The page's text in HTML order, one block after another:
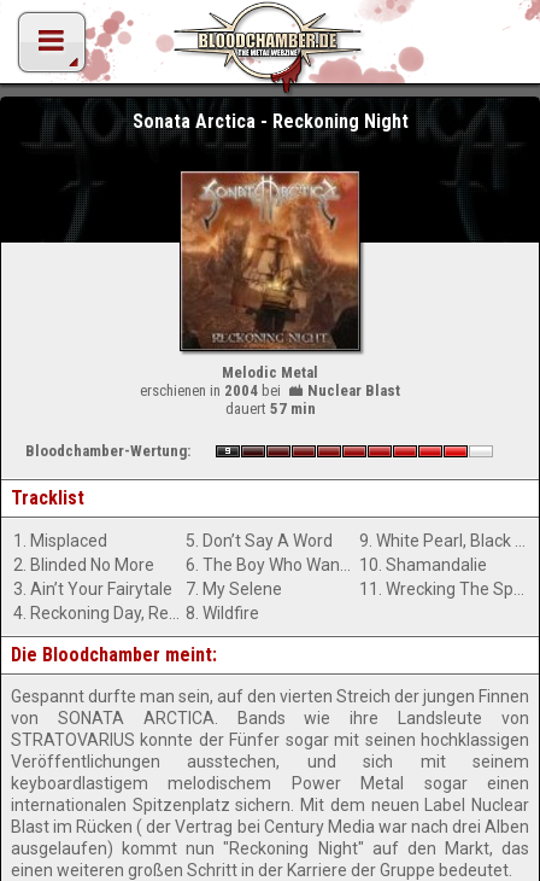
Sonata Arctica - Reckoning Night
Melodic Metal
erschienen in 2004 bei
Nuclear Blast
dauert 57 min
Bloodchamber-Wertung:
Tracklist
1. Misplaced
2. Blinded No More
3. Ain’t Your Fairytale
5. Don’t Say A Word
7. My Selene
8. Wildfire
10. Shamandalie
Die Bloodchamber meint:
Gespannt durfte man sein, auf den vierten Streich der jungen Finnen
von SONATA ARCTICA. Bands wie ihre Landsleute von
STRATOVARIUS konnte der Fünfer sogar mit seinen hochklassigen
Veröffentlichungen ausstechen, und sich mit seinem
keyboardlastigem melodischem Power Metal sogar einen
internationalen Spitzenplatz sichern. Mit dem neuen Label Nuclear
Blast im Rücken ( der Vertrag bei Century Media war nach drei Alben
ausgelaufen) kommt nun "Reckoning Night" auf den Markt, das
einen weiteren großen Schritt in der Karriere der Gruppe bedeutet.